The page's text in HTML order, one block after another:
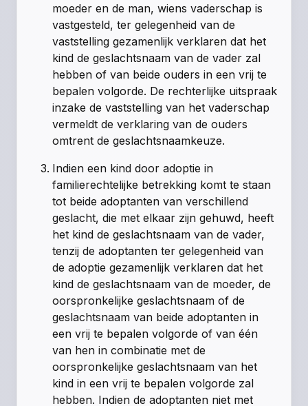
moeder en de man, wiens vaderschap is
vastgesteld, ter gelegenheid van de
vaststelling gezamenlijk verklaren dat het
kind de geslachtsnaam van de vader zal
hebben of van beide ouders in een vrij te
bepalen volgorde. De rechterlijke uitspraak
inzake de vaststelling van het vaderschap
vermeldt de verklaring van de ouders
omtrent de geslachtsnaamkeuze.
Indien een kind door adoptie in
familierechtelijke betrekking komt te staan
tot beide adoptanten van verschillend
geslacht, die met elkaar zijn gehuwd, heeft
het kind de geslachtsnaam van de vader,
tenzij de adoptanten ter gelegenheid van
de adoptie gezamenlijk verklaren dat het
kind de geslachtsnaam van de moeder, de
oorspronkelijke geslachtsnaam of de
geslachtsnaam van beide adoptanten in
een vrij te bepalen volgorde of van één
van hen in combinatie met de
oorspronkelijke geslachtsnaam van het
kind in een vrij te bepalen volgorde zal
hebben. Indien de adoptanten niet met